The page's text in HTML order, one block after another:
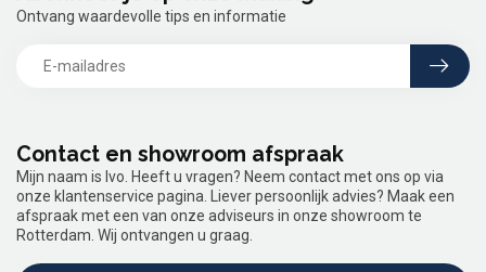
Contact en showroom afspraak
Mijn naam is Ivo. Heeft u vragen? Neem contact met ons op via
onze klantenservice pagina. Liever persoonlijk advies? Maak een
afspraak met een van onze adviseurs in onze showroom te
Rotterdam. Wij ontvangen u graag.
Ontvang waardevolle tips en informatie